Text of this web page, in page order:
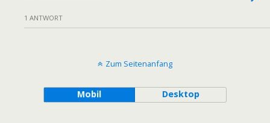
1 ANTWORT
Zum Seitenanfang
Mobil Desktop